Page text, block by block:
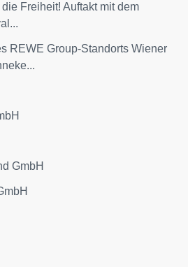
Freiheit! Auftakt mit dem
REWE Group-Standorts Wiener
GmbH